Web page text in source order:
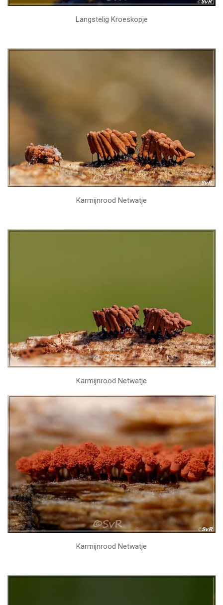
Langstelig Kroeskopje
Karmijnrood Netwatje
Karmijnrood Netwatje
Karmijnrood Netwatje